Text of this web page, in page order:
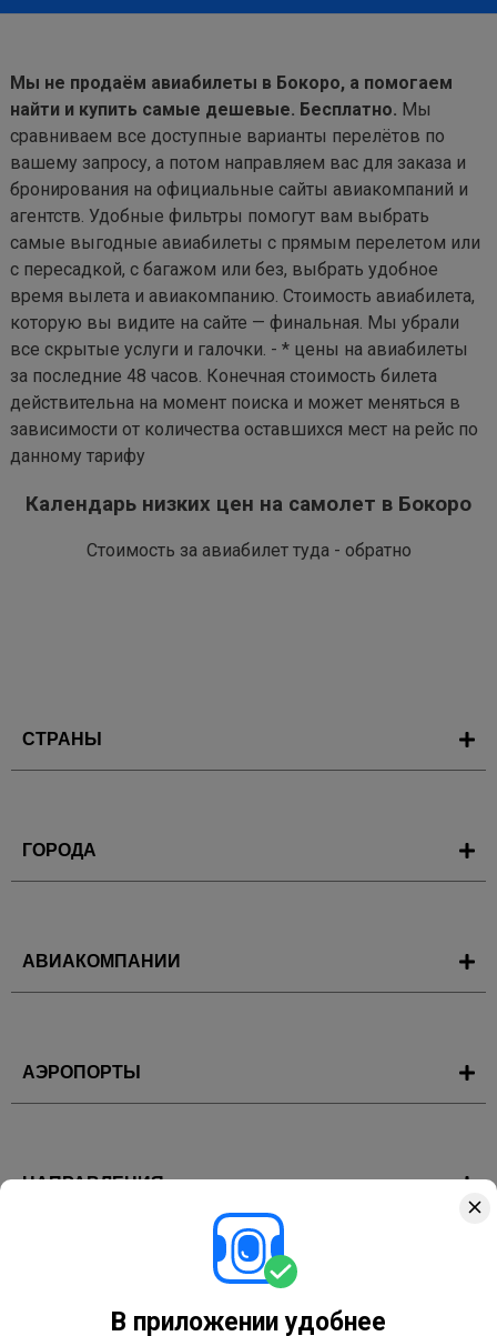
В приложении удобнее
Мы не продаём авиабилеты в Бокоро, а помогаем
найти и купить самые дешевые. Бесплатно. Мы
сравниваем все доступные варианты перелётов по
вашему запросу, а потом направляем вас для заказа и
бронирования на официальные сайты авиакомпаний и
агентств. Удобные фильтры помогут вам выбрать
самые выгодные авиабилеты с прямым перелетом или
с пересадкой, с багажом или без, выбрать удобное
время вылета и авиакомпанию. Стоимость авиабилета,
которую вы видите на сайте — финальная. Мы убрали
все скрытые услуги и галочки. - * цены на авиабилеты
за последние 48 часов. Конечная стоимость билета
действительна на момент поиска и может меняться в
зависимости от количества оставшихся мест на рейс по
данному тарифу
Календарь низких цен на самолет в Бокоро
Стоимость за авиабилет туда - обратно
СТРАНЫ
ГОРОДА
АВИАКОМПАНИИ
АЭРОПОРТЫ
НАПРАВЛЕНИЯ